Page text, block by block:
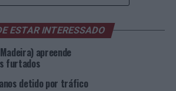
de heroína, 135 doses de
criminais e estava
espaço Schengen, onde,
ESTAR INTERESSADO
apreende
furtados
detido por tráfico